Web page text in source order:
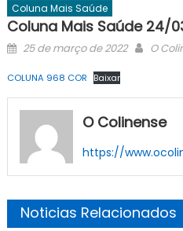
Coluna Mais Saúde
Coluna Mais Saúde 24/
Posted
25 de março de 2022 Author
O
COLUNA 968 COR Baixar
O Colinense
https://
Noticias Relacionados